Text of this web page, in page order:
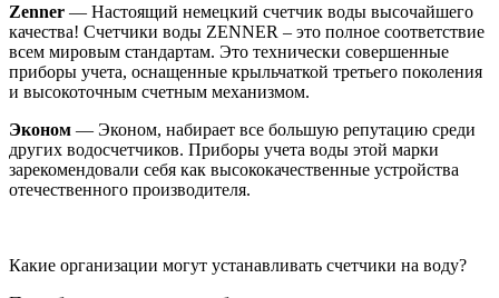
Zenner — Настоящий немецкий счетчик воды высочайшего
качества! Счетчики воды ZENNER – это полное соответствие
всем мировым стандартам. Это технически совершенные
приборы учета, оснащенные крыльчаткой третьего поколения
и высокоточным счетным механизмом.
Эконом — Эконом, набирает все большую репутацию среди
других водосчетчиков. Приборы учета воды этой марки
зарекомендовали себя как высококачественные устройства
отечественного производителя.
Какие организации могут устанавливать счетчики на воду?